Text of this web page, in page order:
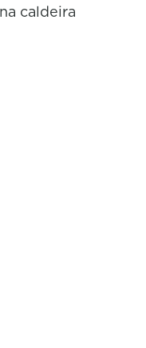
caldeira